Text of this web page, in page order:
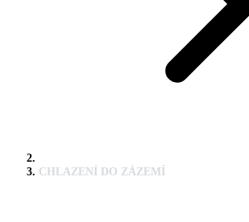
CHLAZENÍ DO ZÁZEMÍ